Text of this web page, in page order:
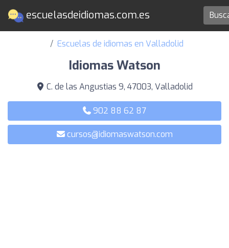
escuelasdeidiomas.com.es
Escuelas de idiomas en Valladolid
Idiomas Watson
C. de las Angustias 9, 47003, Valladolid
902 88 62 87
cursos@idiomaswatson.com